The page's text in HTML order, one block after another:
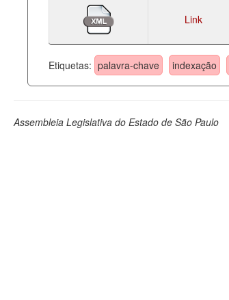
Link
Etiquetas: palavra-chave indexação
Assembleia Legislativa do Estado de São Paulo